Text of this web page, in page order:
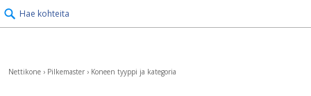
Hae kohteita
Nettikone › Pilkemaster › Koneen tyyppi ja kategoria